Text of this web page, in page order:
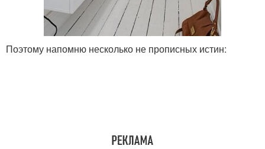
Поэтому напомню несколько не прописных истин: